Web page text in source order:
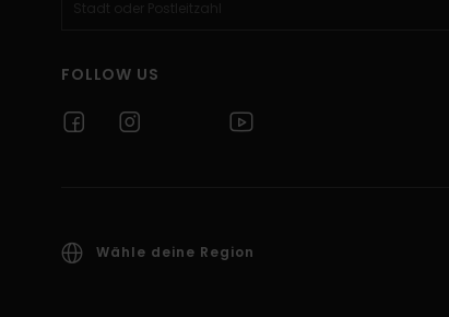
FOLLOW US
Wähle deine Region